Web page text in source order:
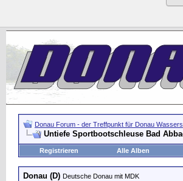
Donau Forum - der Treffpunkt für Donau
Untiefe Sportbootschleuse Bad
Registrieren Alle Alben
Donau (D) Deutsche Donau mit MDK